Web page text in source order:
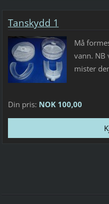
Tanskydd 1
Må
vann. NB
mister
Din pris: NOK 100,00